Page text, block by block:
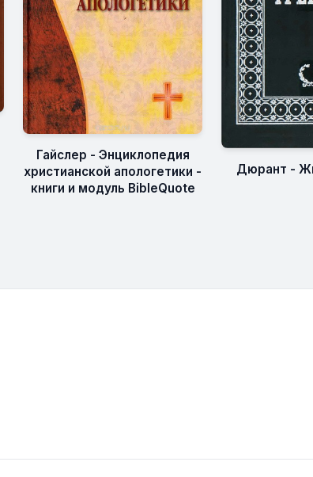
Гайслер - Энциклопедия
христианской апологетики -
книги и модуль BibleQuote
Дюрант -